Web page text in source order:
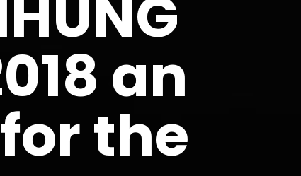
an
the